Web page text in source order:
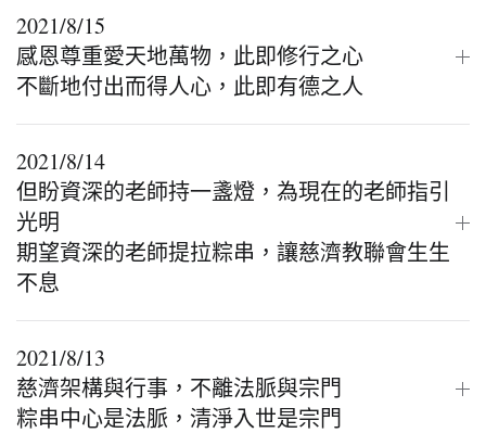
2021/8/15
感恩尊重愛天地萬物，此即修行之心
不斷地付出而得人心，此即有德之人
2021/8/14
但盼資深的老師持一盞燈，為現在的老師指引
光明
期望資深的老師提拉粽串，讓慈濟教聯會生生
不息
2021/8/13
慈濟架構與行事，不離法脈與宗門
粽串中心是法脈，清淨入世是宗門